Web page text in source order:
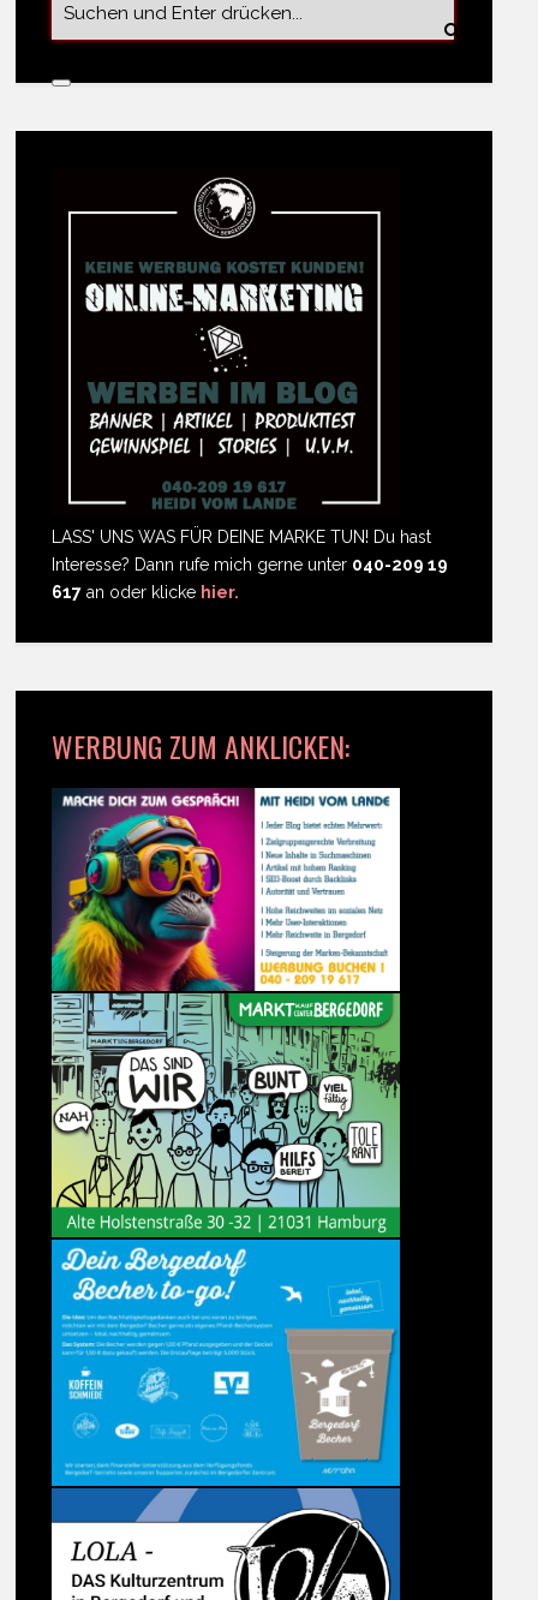
LASS' UNS WAS FÜR DEINE MARKE TUN! Du hast
Interesse? Dann rufe mich gerne unter 040-209 19
617 an oder klicke hier.
WERBUNG ZUM ANKLICKEN: